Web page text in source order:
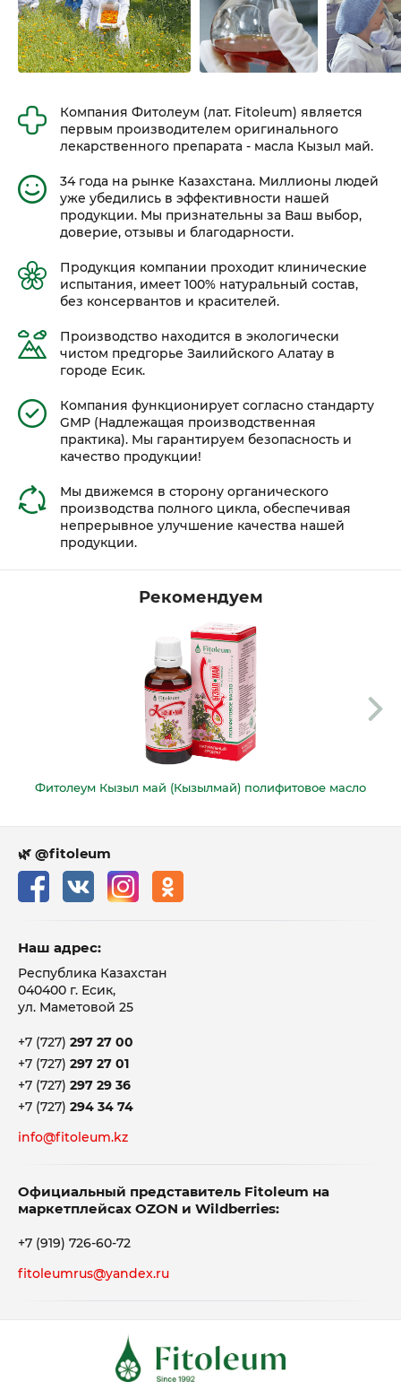
Компания Фитолеум (лат. Fitoleum) является
первым производителем оригинального
лекарственного препарата - масла Кызыл май.
34 года на рынке Казахстана. Миллионы людей
уже убедились в эффективности нашей
продукции. Мы признательны за Ваш выбор,
доверие, отзывы и благодарности.
Продукция компании проходит клинические
испытания, имеет 100% натуральный состав,
без консервантов и красителей.
Производство находится в экологически
чистом предгорье Заилийского Алатау в
городе Есик.
Компания функционирует согласно стандарту
GMP (Надлежащая производственная
практика). Мы гарантируем безопасность и
качество продукции!
Мы движемся в сторону органического
производства полного цикла, обеспечивая
непрерывное улучшение качества нашей
продукции.
Рекомендуем
Фитолеум Кызыл май (Кызылмай) полифитовое масло
🌿 @fitoleum
Наш адрес:
Республика Казахстан
040400 г. Есик,
ул. Маметовой 25
+7 (727) 297 27 00
+7 (727) 297 27 01
+7 (727) 297 29 36
+7 (727) 294 34 74
info@fitoleum.kz
Официальный представитель Fitoleum на
маркетплейсах OZON и Wildberries:
+7 (919) 726-60-72
fitoleumrus@yandex.ru